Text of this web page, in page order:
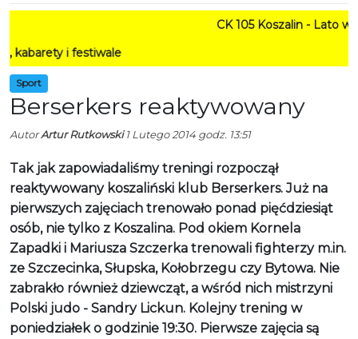
CK 105 Koszalin - Lato w Mieście
i festiwale
Sport
Berserkers reaktywowany
AutorArtur Rutkowski1 Lutego 2014 godz. 13:51
Tak jak zapowiadaliśmy treningi rozpoczął
reaktywowany koszaliński klub Berserkers. Już na
pierwszych zajęciach trenowało ponad pięćdziesiąt
osób, nie tylko z Koszalina. Pod okiem Kornela
Zapadki i Mariusza Szczerka trenowali fighterzy m.in.
ze Szczecinka, Słupska, Kołobrzegu czy Bytowa. Nie
zabrakło również dziewcząt, a wśród nich mistrzyni
Polski judo - Sandry Lickun. Kolejny trening w
poniedziałek o godzinie 19:30. Pierwsze zajęcia są